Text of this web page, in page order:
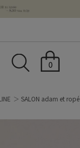
0
SALON adam et ropé